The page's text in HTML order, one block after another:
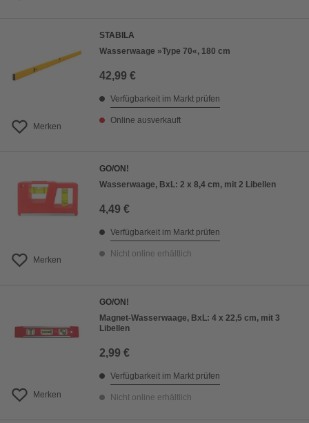
Merken
STABILA
Wasserwaage »Type 70«, 180 cm
42,99 €
Verfügbarkeit im Markt prüfen
Online ausverkauft
Merken
GO/ON!
Wasserwaage, BxL: 2 x 8,4 cm, mit 2 Libellen
4,49 €
Verfügbarkeit im Markt prüfen
Nicht online erhältlich
Merken
GO/ON!
Magnet-Wasserwaage, BxL: 4 x 22,5 cm, mit 3
Libellen
2,99 €
Verfügbarkeit im Markt prüfen
Nicht online erhältlich